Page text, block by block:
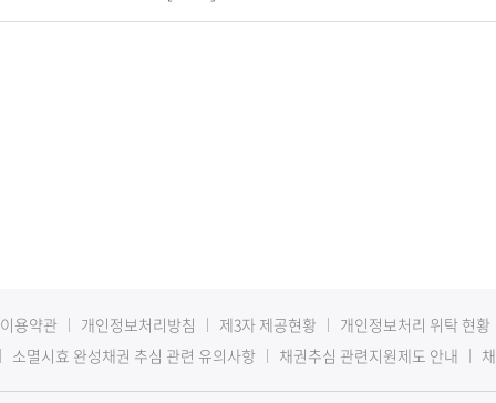
이용약관 개인정보처리방침 제3자 제공현황
개인정보처리 위탁 현황
소멸시효 완성채권 추심 관련 유의사항
채권추심 관련지원제도 안내